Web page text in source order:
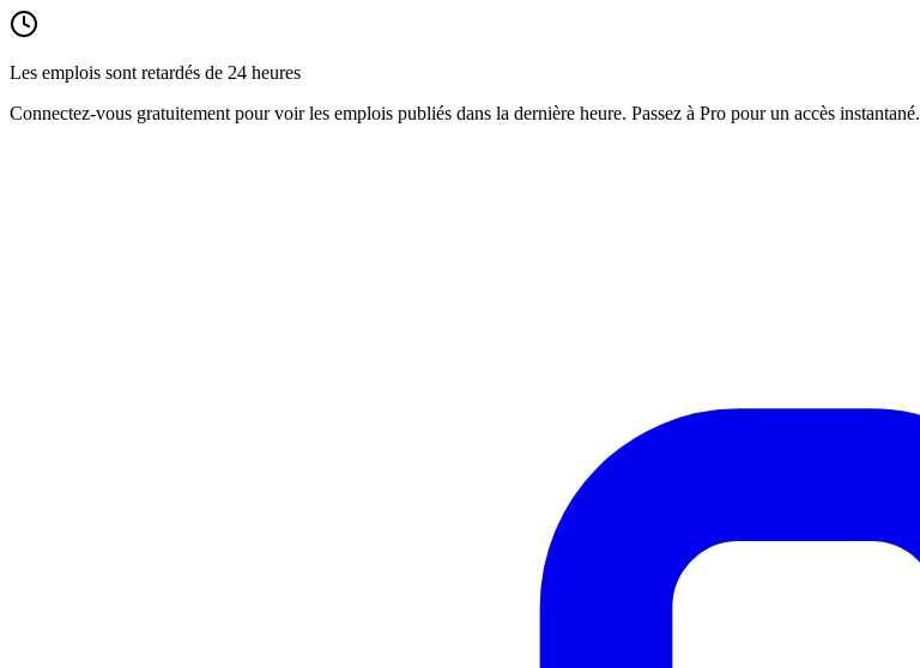
Les emplois sont retardés de 24 heures
Connectez-vous gratuitement pour voir les emplois publiés dans la dernière heure. Passez à Pro pour un accès instantané.